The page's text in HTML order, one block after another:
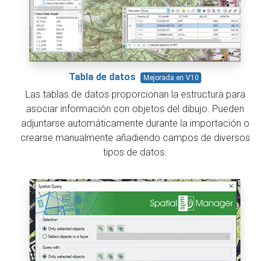
Tabla de datos Mejorada en V10
Las tablas de datos proporcionan la estructura para
asociar información con objetos del dibujo. Pueden
adjuntarse automáticamente durante la importación o
crearse manualmente añadiendo campos de diversos
tipos de datos.